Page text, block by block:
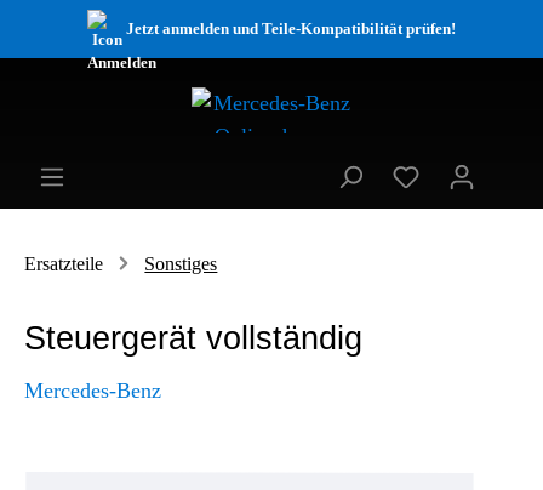
Jetzt anmelden und Teile-Kompatibilität prüfen!
Ersatzteile Sonstiges
Steuergerät vollständig
Mercedes-Benz